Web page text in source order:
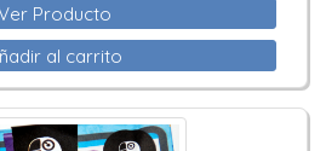
Producto
al carrito